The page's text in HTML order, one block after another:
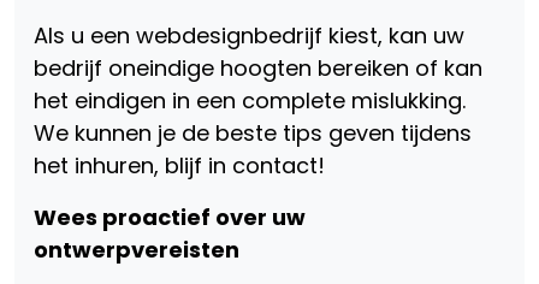
Als u een webdesignbedrijf kiest, kan uw
bedrijf oneindige hoogten bereiken of kan
het eindigen in een complete mislukking.
We kunnen je de beste tips geven tijdens
het inhuren, blijf in contact!
Wees proactief over uw
ontwerpvereisten